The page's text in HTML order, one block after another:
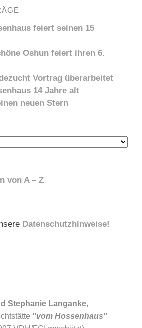
feiert seinen 15
Oshun feiert ihren 6.
Vortrag überarbeitet
14 Jahre alt
neuen Stern
von A – Z
Datenschutzhinweise!
Stephanie Langanke,
"vom Hossenhaus"